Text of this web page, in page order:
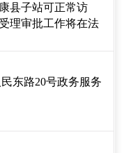
县子站可正常访
理审批工作将在法
东路20号政务服务